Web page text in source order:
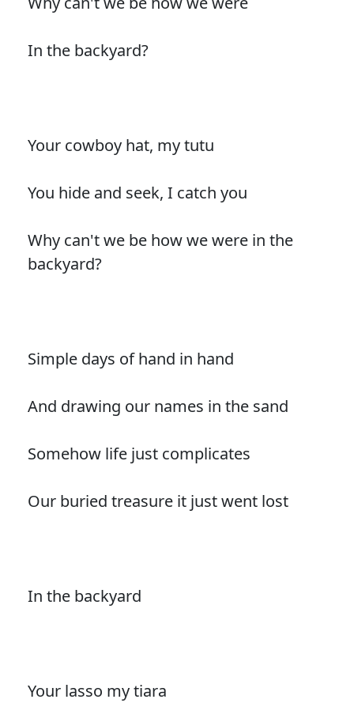
In the backyard?
Your cowboy hat, my tutu
You hide and seek, I catch you
Why can't we be how we were in the
backyard?
Simple days of hand in hand
And drawing our names in the sand
Somehow life just complicates
Our buried treasure it just went lost
In the backyard
Your lasso my tiara